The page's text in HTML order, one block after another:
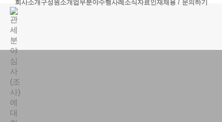
회사소개 구성원소개 업무분야수행사례 소식자료인재채용 / 문의하기